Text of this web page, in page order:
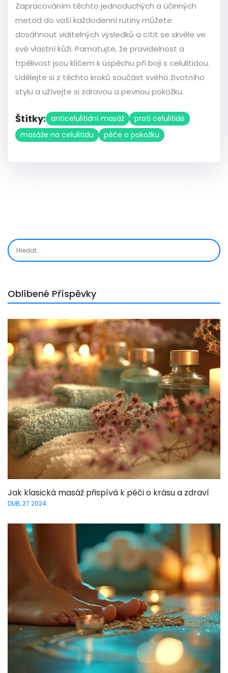
Zapracováním těchto jednoduchých a účinných
metod do vaší každodenní rutiny můžete
dosáhnout viditelných výsledků a cítit se skvěle ve
své vlastní kůži. Pamatujte, že pravidelnost a
trpělivost jsou klíčem k úspěchu při boji s celulitidou.
Udělejte si z těchto kroků součást svého životního
stylu a užívejte si zdravou a pevnou pokožku.
Štítky: anticelulitidní masáž
proti celulitidě
masáže na celulitidu
péče o pokožku
Oblíbené Příspěvky
Jak klasická masáž přispívá k péči o krásu a zdraví
DUB, 27 2024